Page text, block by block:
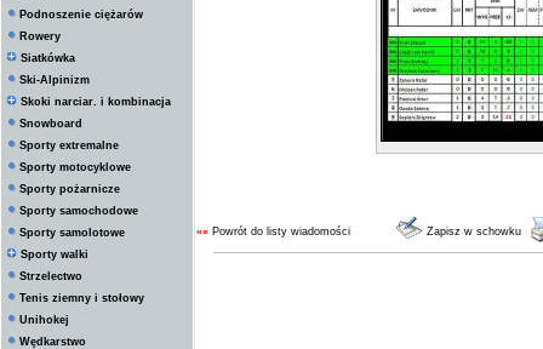
Podnoszenie ciężarów
Rowery
Siatkówka
Ski-Alpinizm
Skoki narciar. i kombinacja
Snowboard
Sporty extremalne
Sporty motocyklowe
Sporty pożarnicze
Sporty samochodowe
Sporty samolotowe
Sporty walki
Strzelectwo
Tenis ziemny i stołowy
Unihokej
Wędkarstwo
«« Powrót do listy wiadomości Zapisz w schowku